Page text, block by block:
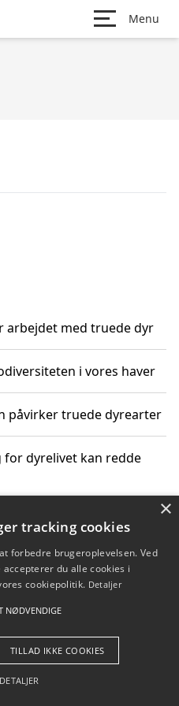
Menu
arbejdet med truede dyr
i vores haver
påvirker truede dyrearter
dyrelivet kan redde
støtte bevarelsen
- Pilanto Aps
Betingelser
×
tracking cookies
forbedre brugeroplevelsen. Ved
du alle cookies i
cookiepolitik. Detaljer
NØDVENDIGE
TILLAD IKKE COOKIES